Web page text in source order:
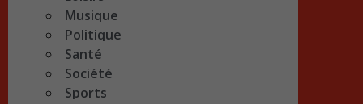
Musique
Politique
Santé
Société
Sports